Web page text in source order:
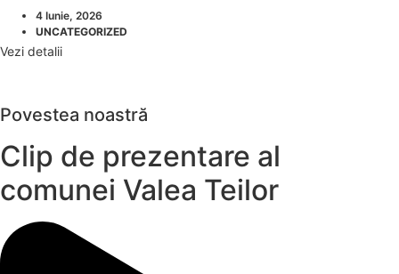
4 Iunie, 2026
UNCATEGORIZED
Vezi detalii
Povestea noastră
Clip de prezentare al
comunei Valea Teilor